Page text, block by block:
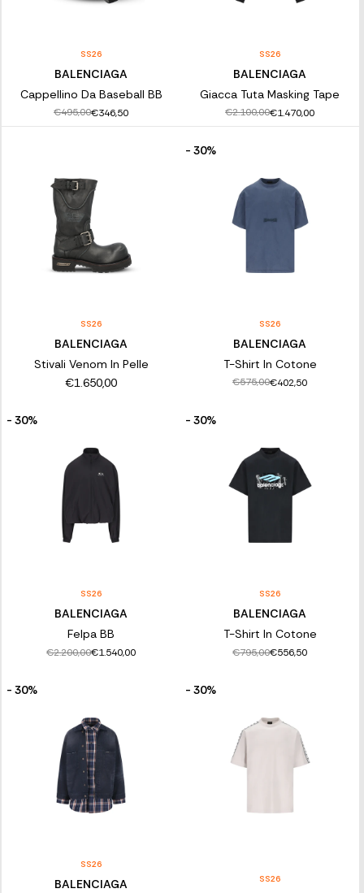
SS26
BALENCIAGA
Cappellino Da Baseball BB
€495,00€346,50
SS26
BALENCIAGA
Giacca Tuta Masking Tape
€2.100,00€1.470,00
SS26
BALENCIAGA
Stivali Venom In Pelle
€1.650,00
- 30%
SS26
BALENCIAGA
T-Shirt In Cotone
€575,00€402,50
- 30%
SS26
BALENCIAGA
Felpa BB
€2.200,00€1.540,00
- 30%
SS26
BALENCIAGA
T-Shirt In Cotone
€795,00€556,50
- 30%
SS26
BALENCIAGA
- 30%
SS26